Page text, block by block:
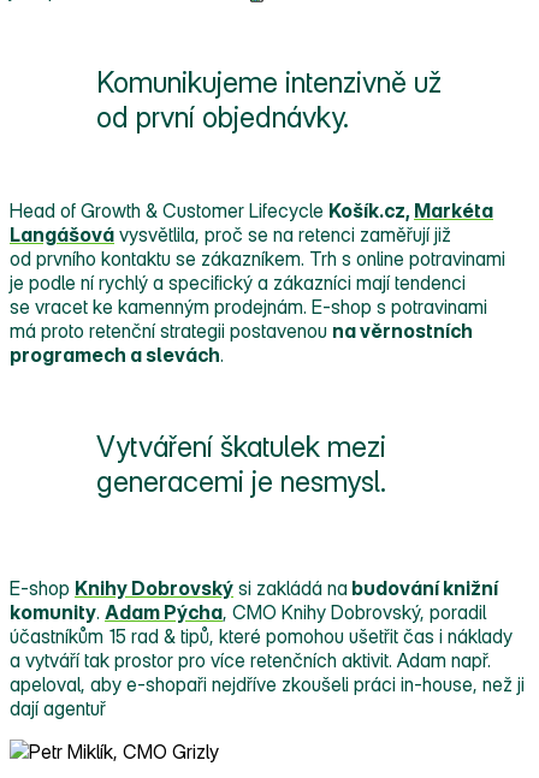
Komunikujeme intenzivně už
od první objednávky.
Head of Growth & Customer Lifecycle Košík.cz, Markéta
Langášová vysvětlila, proč se na retenci zaměřují již
od prvního kontaktu se zákazníkem. Trh s online potravinami
je podle ní rychlý a specifický a zákazníci mají tendenci
se vracet ke kamenným prodejnám. E‑shop s potravinami
má proto retenční strategii postavenou na věrnostních
programech a slevách.
Vytváření škatulek mezi
generacemi je nesmysl.
E‑shop Knihy Dobrovský si zakládá na budování knižní
komunity. Adam Pýcha, CMO Knihy Dobrovský, poradil
účastníkům 15 rad & tipů, které pomohou ušetřit čas i náklady
a vytváří tak prostor pro více retenčních aktivit. Adam např.
apeloval, aby e‑shopaři nejdříve zkoušeli práci in‑house, než ji
dají agentuř